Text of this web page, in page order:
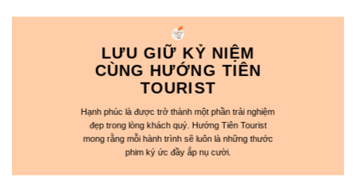
LƯU GIỮ KỶ NIỆM
CÙNG HƯỚNG TIÊN
TOURIST
Hạnh phúc là được trở thành một phần trải nghiệm
đẹp trong lòng khách quý. Hướng Tiên Tourist
mong rằng mỗi hành trình sẽ luôn là những thước
phim ký ức đầy ắp nụ cười.